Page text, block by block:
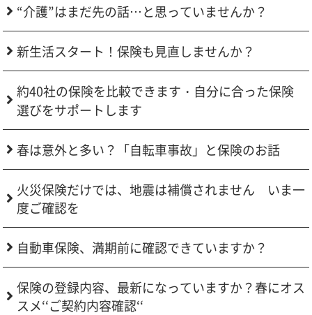
“介護”はまだ先の話…と思っていませんか？
新生活スタート！保険も見直しませんか？
約40社の保険を比較できます・自分に合った保険
選びをサポートします
春は意外と多い？「自転車事故」と保険のお話
火災保険だけでは、地震は補償されません いま一
度ご確認を
自動車保険、満期前に確認できていますか？
保険の登録内容、最新になっていますか？春にオス
スメ‘‘ご契約内容確認‘‘